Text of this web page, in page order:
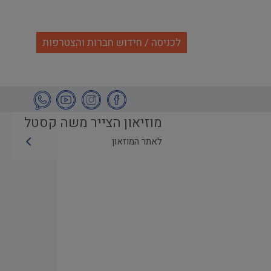
לכניסה / חידוש חברות והצטרפות
מוזיאון הצייר משה קסטל
לאתר המוזאון